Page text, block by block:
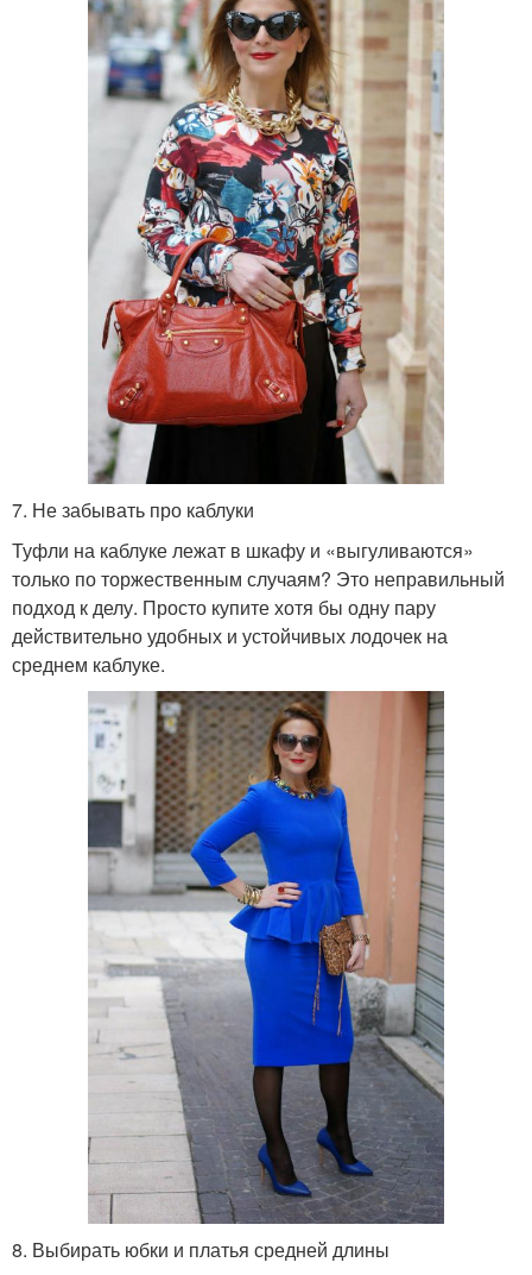
7. Не забывать про каблуки
Туфли на каблуке лежат в шкафу и «выгуливаются»
только по торжественным случаям? Это неправильный
подход к делу. Просто купите хотя бы одну пару
действительно удобных и устойчивых лодочек на
среднем каблуке.
8. Выбирать юбки и платья средней длины